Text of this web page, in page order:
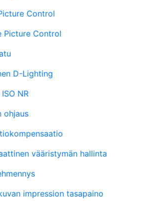
Control
Picture Control
D-Lighting
NR
ohjaus
vääristymän hallinta
impression tasapaino